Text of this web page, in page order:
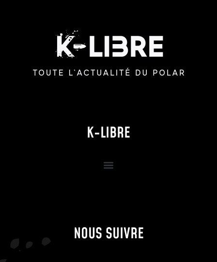
K-LIBRE
NOUS SUIVRE